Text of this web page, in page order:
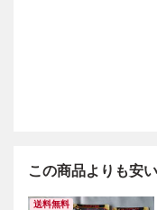
この商品よりも安
送料無料